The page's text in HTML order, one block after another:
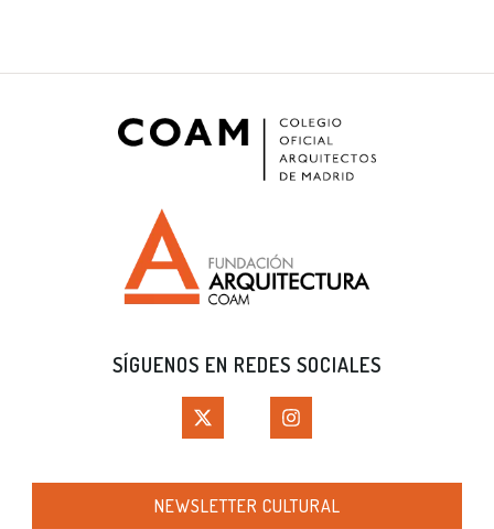
SÍGUENOS EN REDES SOCIALES
NEWSLETTER CULTURAL